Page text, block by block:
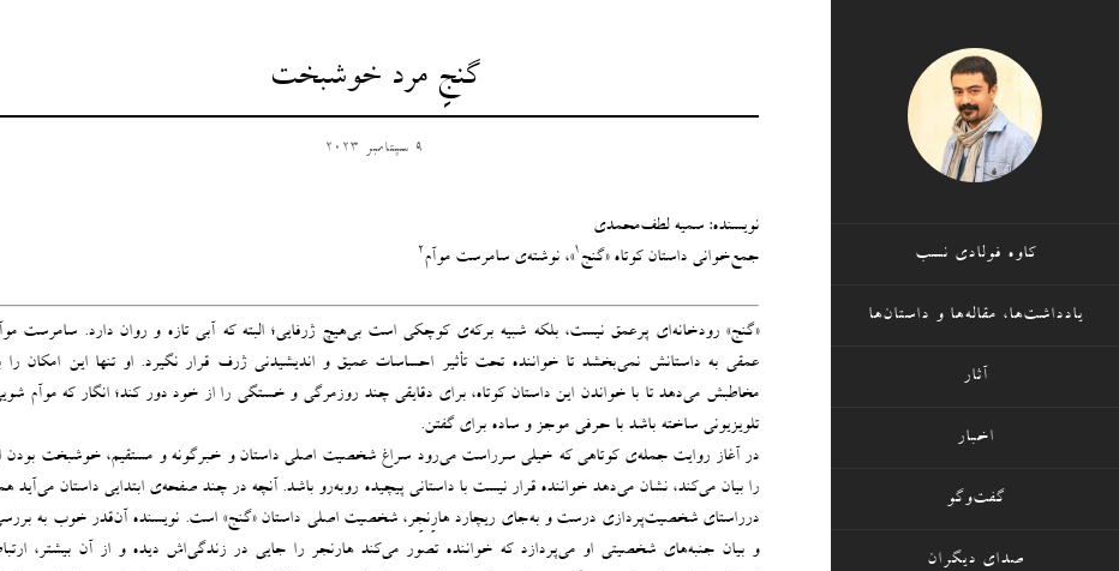
کاوه فولادی نسب
یادداشت‌ها، مقاله‌ها و داستان‌ها
آثار
اخبار
گفت‌وگو
صدای دیگران
گنجِ مرد خوشبخت
9 سپتامبر 2023
نویسنده: سمیه لطف‌محمدی
جمع‌خوانی داستان کوتاه «گنج1»، نوشته‌ی سامرست موآم2
«گنج» رودخانه‌ای پرعمق نیست، بلکه شبیه برکه‌ی کوچکی است بی‌هیچ ژرفایی؛ البته که آبی تازه و روان دارد. سامرست
عمقی به داستانش نمی‌بخشد تا خواننده تحت تأثیر احساسات عمیق و اندیشیدنی ژرف قرار نگیرد. او تنها این امکان را
مخاطبش می‌دهد تا با خواندن این داستان کوتاه، برای دقایقی چند روزمرگی و خستگی را از خود دور کند؛ انگار که موآم
تلویزیونی ساخته باشد با حرفی موجز و ساده‌ برای گفتن.
در آغاز روایت جمله‌ی کوتاهی که خیلی سرراست می‌رود سراغ شخصیت اصلی داستان و خبرگونه و مستقیم، خوشبخت بودن
را بیان می‌کند، نشان‌ می‌دهد خواننده قرار نیست با داستانی پیچیده‌ رو‌به‌رو باشد. آنچه در چند صفحه‌ی ابتدایی داستان می‌آید
درراستای شخصیت‌پردازی درست و به‌جای ریچارد هارِنجِر، شخصیت اصلی داستان «گنج» است. نویسنده آن‌قدر خوب به
و بیان جنبه‌های شخصیتی او می‌پردازد که خواننده تصور می‌کند هارنجر را جایی در زندگی‌اش دیده و از آن بیشتر،